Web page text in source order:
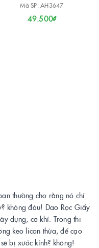
Mã SP: AH3647
49.500₫
thường cho rằng nó chỉ
không đâu! Dao Rọc Giấy
dựng, cơ khí. Trong thi
keo licon thừa, để cạo
bị xước kính? không!